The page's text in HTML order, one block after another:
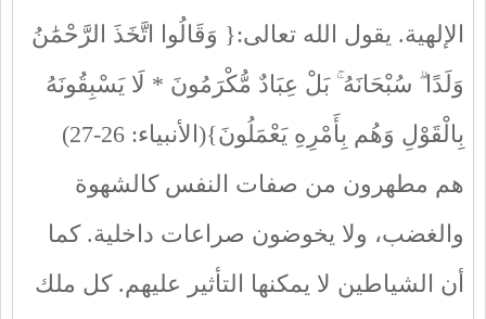
الإلهية. يقول الله تعالى:{ وَقَالُوا اتَّخَذَ الرَّحْمَٰنُ
وَلَدًا ۗ سُبْحَانَهُ ۚ بَلْ عِبَادٌ مُّكْرَمُونَ * لَا يَسْبِقُونَهُ
بِالْقَوْلِ وَهُم بِأَمْرِهِ يَعْمَلُونَ}(الأنبياء: 26-27)
هم مطهرون من صفات النفس كالشهوة
والغضب، ولا يخوضون صراعات داخلية. كما
أن الشياطين لا يمكنها التأثير عليهم. كل ملك